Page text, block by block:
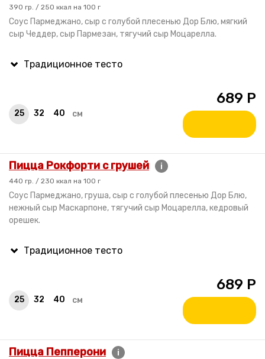
390 гр. / 250 ккал на 100 г
Соус Пармеджано, сыр с голубой плесенью Дор Блю, мягкий
сыр Чеддер, сыр Пармезан, тягучий сыр Моцарелла.
25 32 40 см
689 Р
Пицца Рокфорти с грушей i
440 гр. / 230 ккал на 100 г
Соус Пармеджано, груша, сыр с голубой плесенью Дор Блю,
нежный сыр Маскарпоне, тягучий сыр Моцарелла, кедровый
орешек.
25 32 40 см
689 Р
Пицца Пепперони i